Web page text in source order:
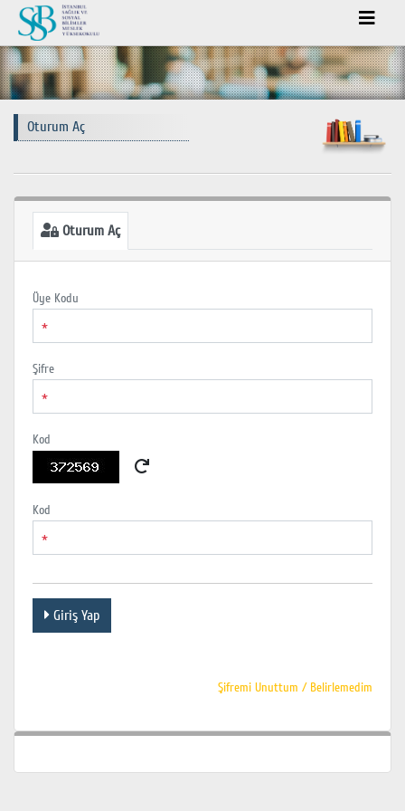
Oturum Aç
Oturum Aç
Üye Kodu
*
Şifre
*
Kod
Kod
*
Giriş Yap
Şifremi Unuttum / Belirlemedim